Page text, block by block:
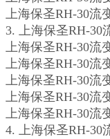
上海保圣RH-30流
3. 上海保圣RH-30
上海保圣RH-30流
上海保圣RH-30流
上海保圣RH-30流
上海保圣RH-30流
上海保圣RH-30流
4. 上海保圣RH-30